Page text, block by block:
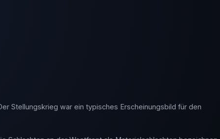
Stellungskrieg war ein typisches Erscheinungsbild für den